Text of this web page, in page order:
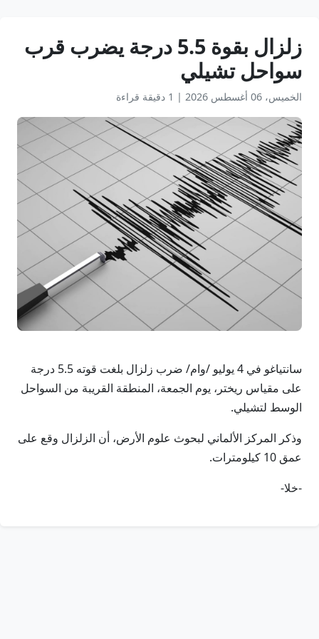
زلزال بقوة 5.5 درجة يضرب قرب
سواحل تشيلي
الخميس، 06 أغسطس 2026 | 1 دقيقة قراءة
سانتياغو في 4 يوليو /وام/ ضرب زلزال بلغت قوته 5.5 درجة
على مقياس ريختر، يوم الجمعة، المنطقة القريبة من السواحل
‌الوسط لتشيلي.
وذكر المركز الألماني لبحوث علوم الأرض، أن الزلزال ‌وقع على
عمق ‌10 كيلومترات.
-خلا-